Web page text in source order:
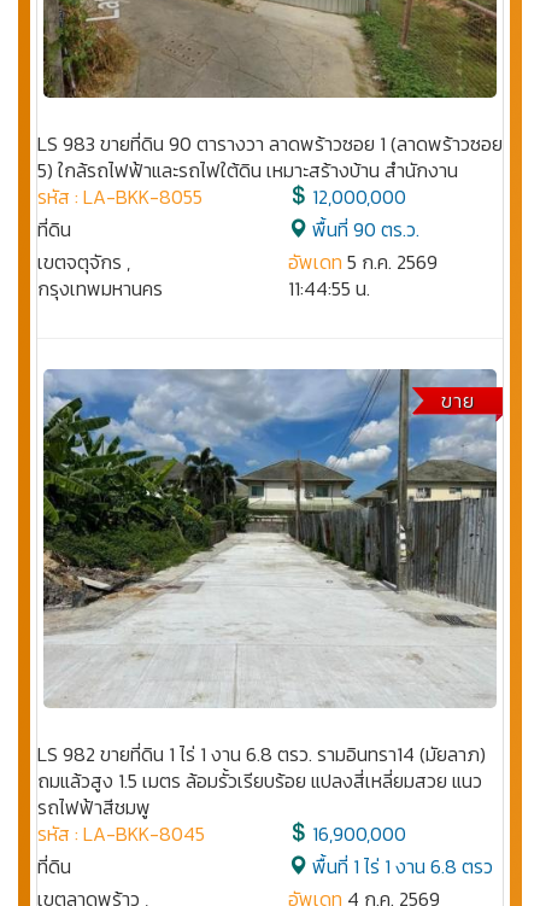
LS 983 ขายที่ดิน 90 ตารางวา ลาดพร้าวซอย 1 (ลาดพร้าวซอย
5) ใกล้รถไฟฟ้าและรถไฟใต้ดิน เหมาะสร้างบ้าน สำนักงาน
รหัส : LA-BKK-8055
ที่ดิน
เขตจตุจักร ,
กรุงเทพมหานคร
12,000,000
พื้นที่ 90 ตร.ว.
อัพเดท 5 ก.ค. 2569
11:44:55 น.
ขาย
LS 982 ขายที่ดิน 1 ไร่ 1 งาน 6.8 ตรว. รามอินทรา14 (มัยลาภ)
ถมแล้วสูง 1.5 เมตร ล้อมรั้วเรียบร้อย แปลงสี่เหลี่ยมสวย แนว
รถไฟฟ้าสีชมพู
รหัส : LA-BKK-8045
ที่ดิน
เขตลาดพร้าว ,
16,900,000
พื้นที่ 1 ไร่ 1 งาน 6.8 ตรว
อัพเดท 4 ก.ค. 2569